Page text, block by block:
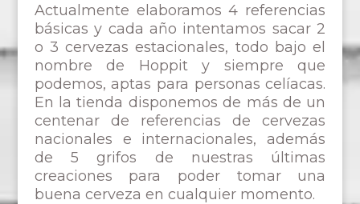
Actualmente elaboramos 4 referencias
básicas y cada año intentamos sacar 2
o 3 cervezas estacionales, todo bajo el
nombre de Hoppit y siempre que
podemos, aptas para personas celíacas.
En la tienda disponemos de más de un
centenar de referencias de cervezas
nacionales e internacionales, además
de 5 grifos de nuestras últimas
creaciones para poder tomar una
buena cerveza en cualquier momento.